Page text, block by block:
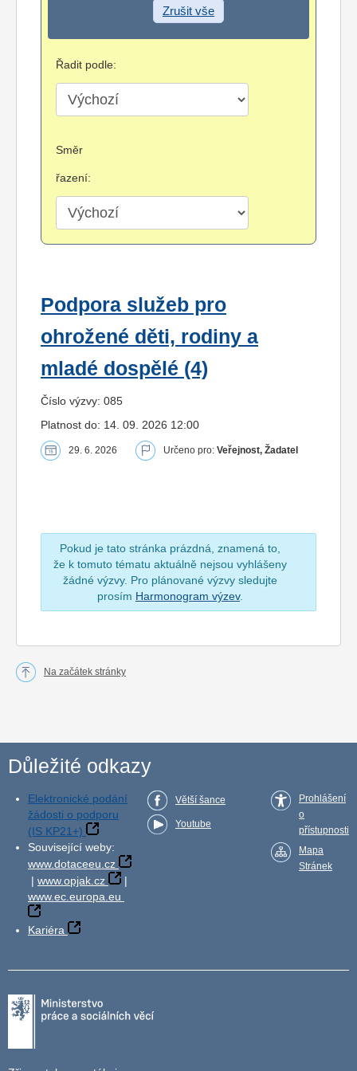
Zrušit vše
Řadit podle:
Směr
řazení:
Podpora služeb pro
ohrožené děti, rodiny a
mladé dospělé (4)
Číslo výzvy: 085
Platnost do: 14. 09. 2026 12:00
29. 6. 2026 Určeno pro: Veřejnost, Žadatel
Pokud je tato stránka prázdná, znamená to,
že k tomuto tématu aktuálně nejsou vyhlášeny
žádné výzvy. Pro plánované výzvy sledujte
prosím Harmonogram výzev.
Na začátek stránky
Důležité odkazy
Elektronické podání
žádosti o podporu
(IS KP21+)
Související weby:
www.dotaceeu.cz
| www.opjak.cz
|
www.ec.europa.eu
Kariéra
Větší šance
Youtube
Prohlášení
o
přístupnosti
Mapa
Stránek